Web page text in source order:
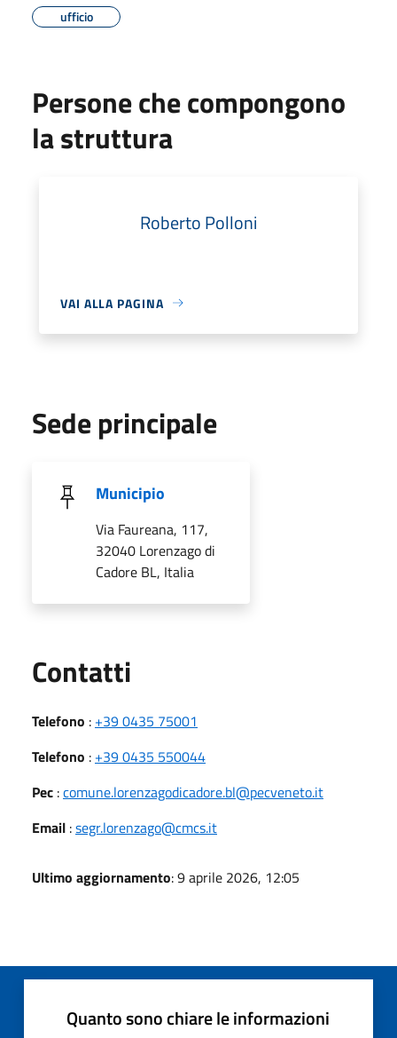
ufficio
Persone che compongono
la struttura
Roberto Polloni
VAI ALLA PAGINA
Sede principale
Municipio
Via Faureana, 117,
32040 Lorenzago di
Cadore BL, Italia
Contatti
Telefono : +39 0435 75001
Telefono : +39 0435 550044
Pec :comune.lorenzagodicadore.bl@pecveneto.it
Email :segr.lorenzago@cmcs.it
Ultimo aggiornamento: 9 aprile 2026, 12:05
Quanto sono chiare le informazioni